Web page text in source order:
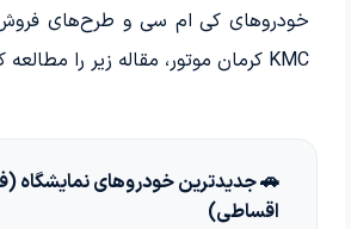
خودروهای کی ام سی و طرح‌های
KMC کرمان موتور، مقاله زیر را مطالعه کنید.
🚗 جدیدترین خودروهای نمایشگاه
اقساطی)